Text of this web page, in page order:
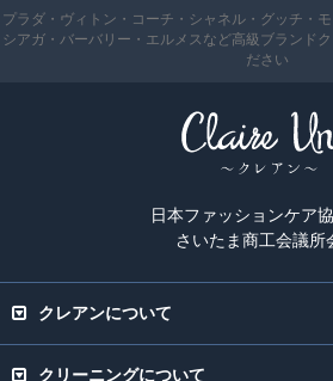
プラダ・ヴィトン・コーチ・シャネル・グッチ・
シアガ・バーバリー・エルメスなど高級ブランド
ださい
日本ファッションケア
さいたま商工会議所
クレアンについて
クリーニングについて